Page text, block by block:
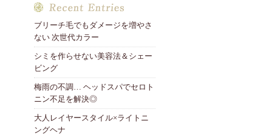
ブリーチ毛でもダメージを増やさ
ない 次世代カラー
シミを作らせない美容法＆シェー
ビング
梅雨の不調… ヘッドスパでセロト
ニン不足を解決◎
大人レイヤースタイル×ライトニ
ングヘナ